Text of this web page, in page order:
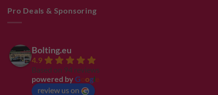
Pro Deals & Sponsoring
Bolting.eu
4.9
Based on 94 reviews
powered by G ogl
review us on